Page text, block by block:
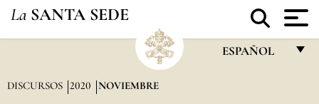
La SANTA SEDE
ESPAÑOL
DISCURSOS 2020 NOVIEMBRE